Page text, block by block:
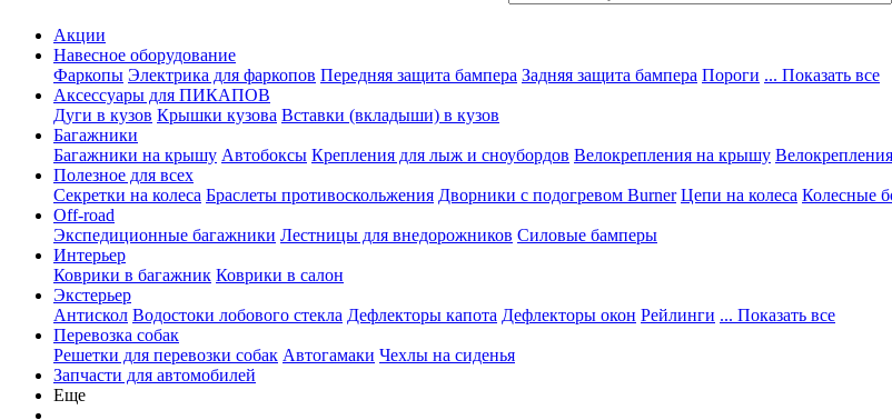
Акции
Навесное оборудование
Фаркопы Электрика для фаркопов Передняя защита бампера Задняя защита бампера Пороги ... Показать все
Аксессуары для ПИКАПОВ
Дуги в кузов Крышки кузова Вставки (вкладыши) в кузов
Багажники
Багажники на крышу Автобоксы Крепления для лыж и сноубордов Велокрепления на крышу
Полезное для всех
Секретки на колеса Браслеты противоскольжения Дворники с подогревом Burner Цепи на колеса Колесные
Off-road
Экспедиционные багажники Лестницы для внедорожников Силовые бамперы
Интерьер
Коврики в багажник Коврики в салон
Экстерьер
Антискол Водостоки лобового стекла Дефлекторы капота Дефлекторы окон Рейлинги ... Показать все
Перевозка собак
Решетки для перевозки собак Автогамаки Чехлы на сиденья
Запчасти для автомобилей
Еще